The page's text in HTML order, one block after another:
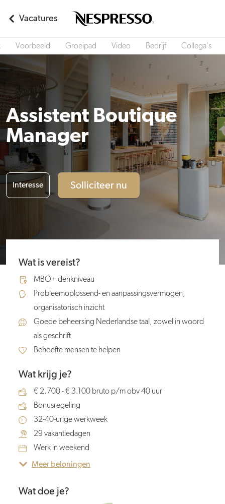
Vacatures
Voorbeeld Groeipad Video Bedrijf Collega's
Assistent Boutique
Manager
Interesse Solliciteer nu
Wat is vereist?
MBO+ denkniveau
Probleemoplossend- en aanpassingsvermogen,
organisatorisch inzicht
Goede beheersing Nederlandse taal, zowel in woord
als geschrift
Behoefte mensen te helpen
Wat krijg je?
€ 2.700 - € 3.100 bruto p/m obv 40 uur
Bonusregeling
32-40-urige werkweek
29 vakantiedagen
Werk in weekend
Meer beloningen
Wat doe je?